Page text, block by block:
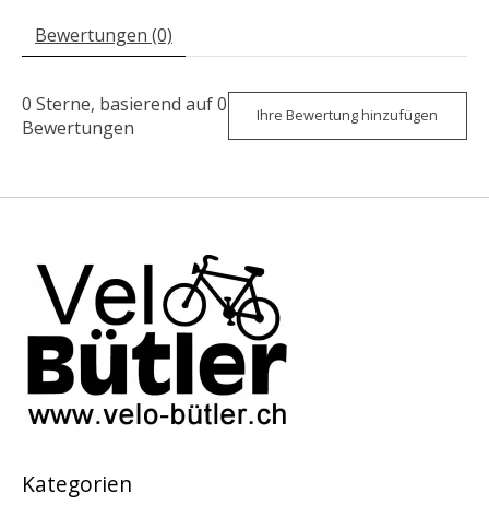
Bewertungen (0)
0 Sterne, basierend auf0
Bewertungen
Ihre Bewertung hinzufügen
Kategorien